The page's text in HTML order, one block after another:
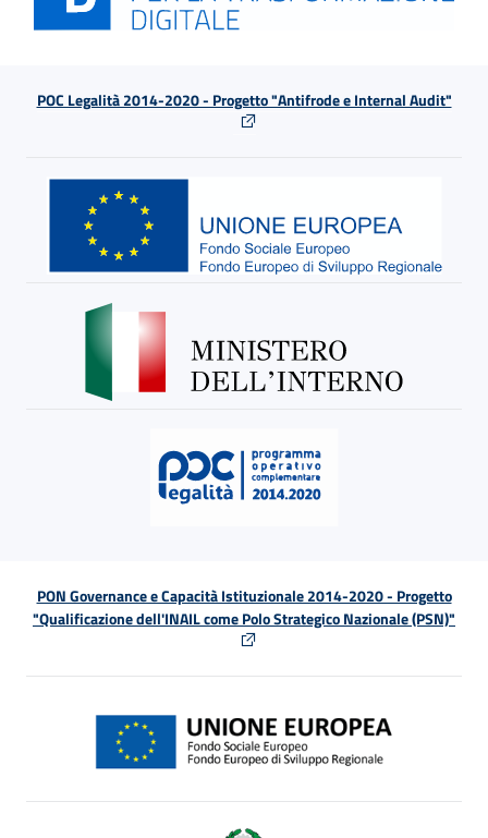
POC Legalità 2014-2020 - Progetto "Antifrode e Internal Audit"
PON Governance e Capacità Istituzionale 2014-2020 - Progetto
"Qualificazione dell'INAIL come Polo Strategico Nazionale (PSN)"